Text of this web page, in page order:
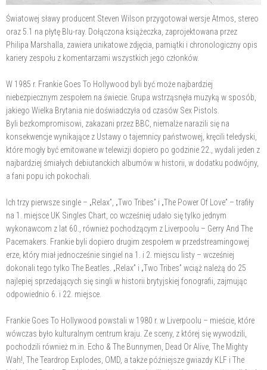
Światowej sławy producent Steven Wilson przygotował wersje Atmos, stereo
oraz 5.1 na płytę Blu-ray. Dołączona książeczka, zaprojektowana przez
Philipa Marshalla, zawiera unikatowe zdjęcia, pamiątki i chronologiczny opis
kariery zespołu z komentarzami wszystkich jego członków.
W 1985 r. Frankie Goes To Hollywood byli być może najbardziej
niebezpiecznym zespołem na świecie. Grupa wstrząsnęła muzyką w sposób,
jakiego Wielka Brytania nie doświadczyła od czasów Sex Pistols.
Byli bezkompromisowi, zakazani przez BBC, niemalże narazili się na
konsekwencje wynikające z Ustawy o tajemnicy państwowej, kręcili teledyski,
które mogły być emitowane w telewizji dopiero po godzinie 22., wydali jeden z
najbardziej śmiałych debiutanckich albumów w historii, w dodatku podwójny,
a fani popu ich pokochali.
Ich trzy pierwsze single – „Relax”, „Two Tribes” i „The Power Of Love” – trafiły
na 1. miejsce UK Singles Chart, co wcześniej udało się tylko jednym
wykonawcom z lat 60., również pochodzącym z Liverpoolu – Gerry And The
Pacemakers. Frankie byli dopiero drugim zespołem w przedstreamingowej
erze, który miał jednocześnie singiel na 1. i 2. miejscu listy – wcześniej
dokonali tego tylko The Beatles. „Relax” i „Two Tribes” wciąż należą do 25
najlepiej sprzedających się singli w historii brytyjskiej fonografii, zajmując
odpowiednio 6. i 22. miejsce.
Frankie Goes To Hollywood powstali w 1980 r. w Liverpoolu – mieście, które
wówczas było kulturalnym centrum kraju. Ze sceny, z której się wywodzili,
pochodzili również m.in. Echo & The Bunnymen, Dead Or Alive, The Mighty
Wah!, The Teardrop Explodes, OMD, a także późniejsze gwiazdy KLF i The